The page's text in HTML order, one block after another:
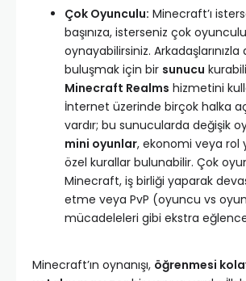
Çok Oyunculu: Minecraft’ı
başınıza, isterseniz çok
oynayabilirsiniz. Arkadaşlarınızla
buluşmak için bir sunucu
Minecraft Realms hizmetini
İnternet üzerinde birçok halka
vardır; bu sunucularda değişik
mini oyunlar, ekonomi veya rol
özel kurallar bulunabilir. Çok
Minecraft, iş birliği yaparak
etme veya PvP (oyuncu vs
mücadeleleri gibi ekstra
Minecraft’ın oynanışı, öğrenmesi